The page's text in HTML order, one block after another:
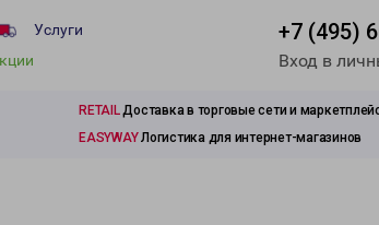
Услуги
+7 (495)
Вход в
RETAILДоставка в торговые сети и
EASYWAYЛогистика для интернет-магазинов